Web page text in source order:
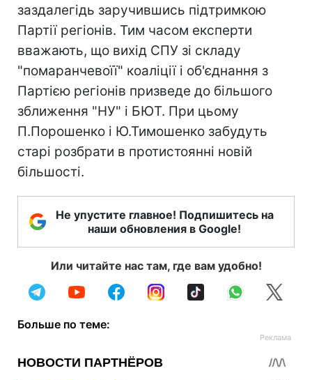
заздалегідь заручившись підтримкою
Партії регіонів. Тим часом експерти
вважають, що вихід СПУ зі складу
"помаранчевоїї" коаліції і об'єднання з
Партією регіонів призведе до більшого
зближення "НУ" і БЮТ. При цьому
П.Порошенко і Ю.Тимошенко забудуть
старі розбрати в протистоянні новій
більшості.
Не упустите главное! Подпишитесь на
наши обновления в Google!
Или читайте нас там, где вам удобно!
Больше по теме: